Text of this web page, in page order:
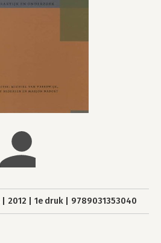
2012 1e druk 9789031353040